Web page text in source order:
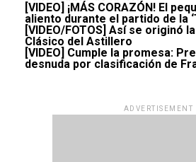
[VIDEO] ¡MÁS CORAZÓN! El
aliento durante el partido de la
[VIDEO/FOTOS] Así se originó
Clásico del Astillero
[VIDEO] Cumple la promesa:
desnuda por clasificación de
ADVERTISEMENT